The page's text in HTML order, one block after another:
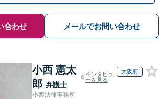
合わせ メールでお問い合わせ
小西 憲太
郎 弁護士
インタビュ
ーを見る
大阪府
小西法律事務所